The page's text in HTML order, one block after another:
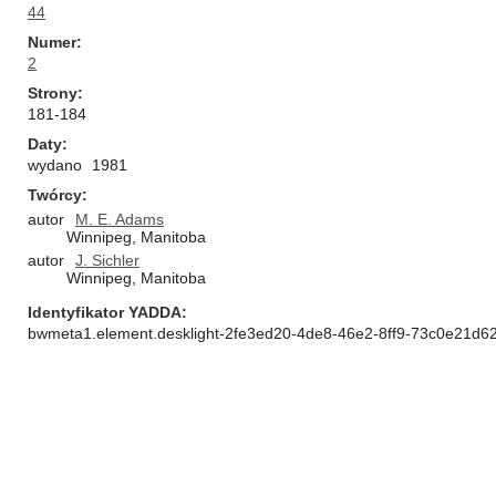
44
Numer
2
Strony
181-184
Daty
wydano
1981
Twórcy
autor
M. E. Adams
Winnipeg, Manitoba
autor
J. Sichler
Winnipeg, Manitoba
Identyfikator YADDA
bwmeta1.element.desklight-2fe3ed20-4de8-46e2-8ff9-